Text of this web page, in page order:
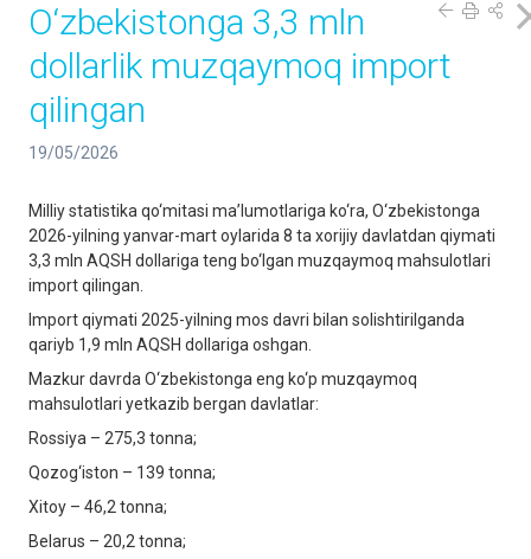
O‘zbekistonga 3,3 mln
dollarlik muzqaymoq import
qilingan
19/05/2026
Milliy statistika qo‘mitasi ma’lumotlariga ko‘ra, O‘zbekistonga
2026-yilning yanvar-mart oylarida 8 ta xorijiy davlatdan qiymati
3,3 mln AQSH dollariga teng bo‘lgan muzqaymoq mahsulotlari
import qilingan.
Import qiymati 2025-yilning mos davri bilan solishtirilganda
qariyb 1,9 mln AQSH dollariga oshgan.
Mazkur davrda O‘zbekistonga eng ko‘p muzqaymoq
mahsulotlari yetkazib bergan davlatlar:
Rossiya – 275,3 tonna;
Qozog‘iston – 139 tonna;
Xitoy – 46,2 tonna;
Belarus – 20,2 tonna;